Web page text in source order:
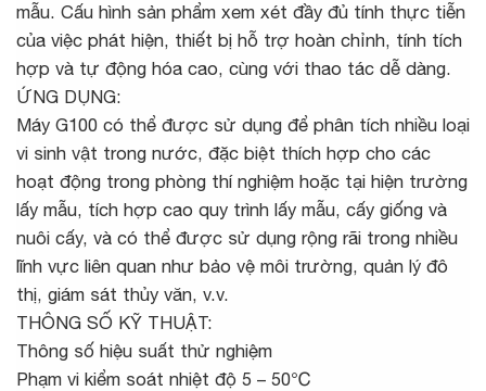
mẫu. Cấu hình sản phẩm xem xét đầy đủ tính thực tiễn
của việc phát hiện, thiết bị hỗ trợ hoàn chỉnh, tính tích
hợp và tự động hóa cao, cùng với thao tác dễ dàng.
ỨNG DỤNG:
Máy G100 có thể được sử dụng để phân tích nhiều loại
vi sinh vật trong nước, đặc biệt thích hợp cho các
hoạt động trong phòng thí nghiệm hoặc tại hiện trường
lấy mẫu, tích hợp cao quy trình lấy mẫu, cấy giống và
nuôi cấy, và có thể được sử dụng rộng rãi trong nhiều
lĩnh vực liên quan như bảo vệ môi trường, quản lý đô
thị, giám sát thủy văn, v.v.
THÔNG SỐ KỸ THUẬT:
Thông số hiệu suất thử nghiệm
Phạm vi kiểm soát nhiệt độ 5 – 50℃